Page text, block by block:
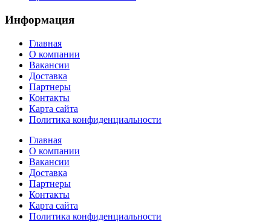
Информация
Главная
О компании
Вакансии
Доставка
Партнеры
Контакты
Карта сайта
Политика конфиденциальности
Главная
О компании
Вакансии
Доставка
Партнеры
Контакты
Карта сайта
Политика конфиденциальности